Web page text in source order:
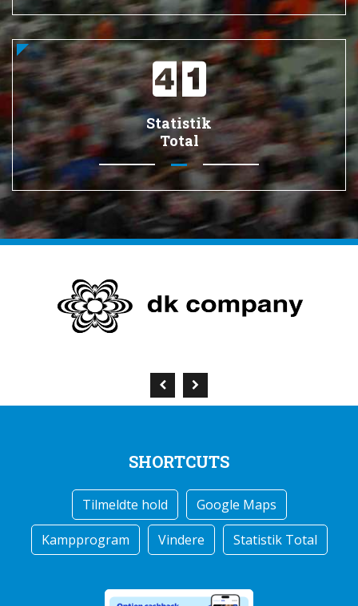
Statistik
Total
SHORTCUTS
Tilmeldte hold
Google Maps
Kampprogram
Vindere Statistik Total